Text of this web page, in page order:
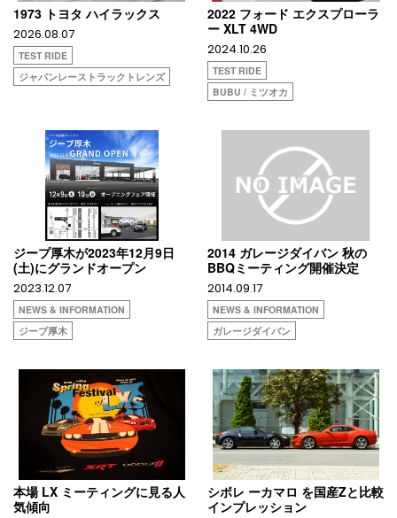
1973 トヨタ ハイラックス
2026.08.07
TEST RIDE
ジャパンレーストラックトレンズ
2022 フォード エクスプローラ
ー XLT 4WD
2024.10.26
TEST RIDE
BUBU / ミツオカ
ジープ厚木が2023年12月9日
(土)にグランドオープン
2023.12.07
NEWS & INFORMATION
ジープ厚木
2014 ガレージダイバン 秋の
BBQミーティング開催決定
2014.09.17
NEWS & INFORMATION
ガレージダイバン
本場 LX ミーティングに見る人
気傾向
シボレ ーカマロ を国産Zと比較
インプレッション